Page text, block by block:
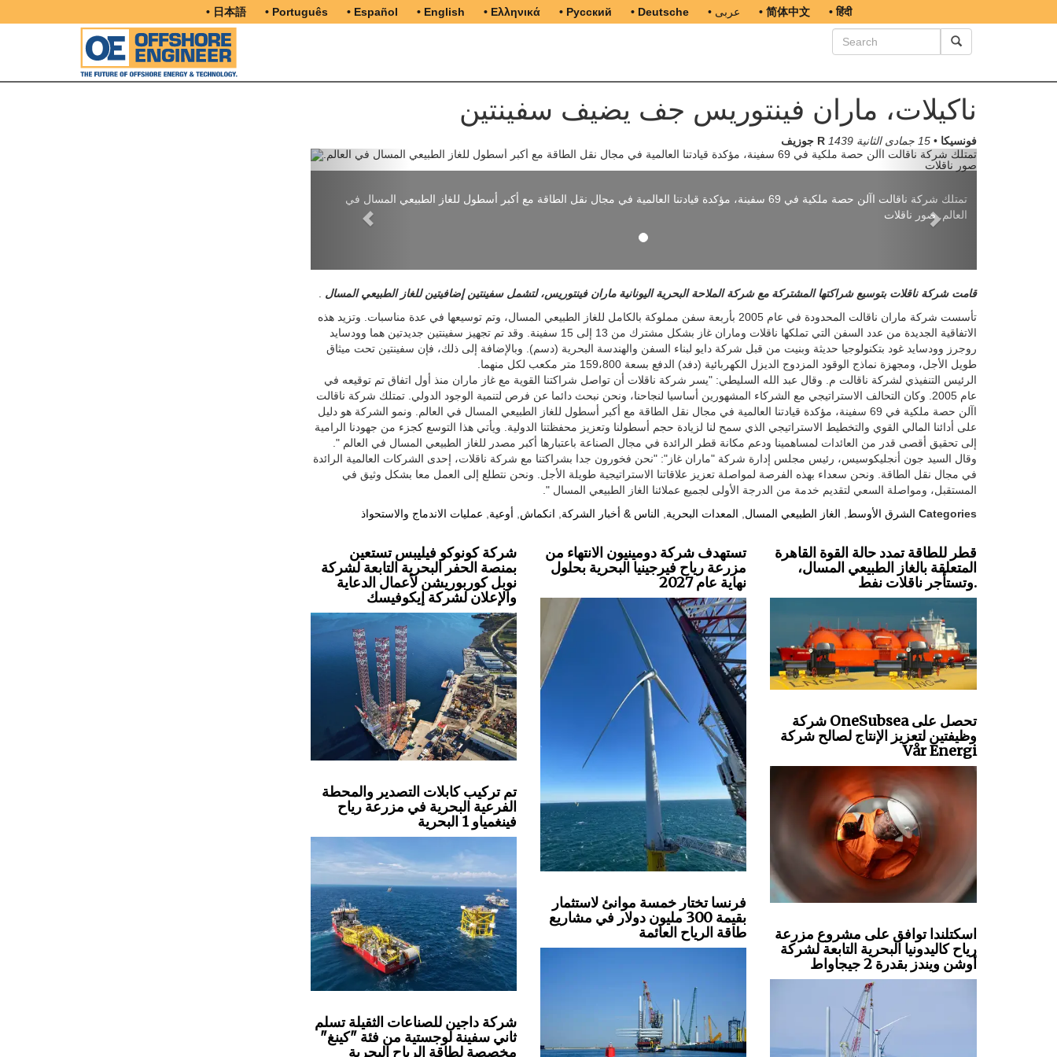
• 日本語 • Português • Español • English • Ελληνικά • Русский • Deutsche • عربى • 简体中文 • हिंदी
ناكيلات، ماران فينتوريس جف يضيف سفينتين
جوزيف R فونسيكا • 15 جمادى الثانية 1439
تمتلك شركة ناقالت اآلن حصة ملكية في 69 سفينة، مؤكدة قيادتنا العالمية في مجال نقل الطاقة مع أكبر أسطول للغاز الطبيعي المسال في
العالم. صور ناقلات
Previous Next
قامت شركة ناقلات بتوسيع شراكتها المشتركة مع شركة الملاحة البحرية اليونانية ماران فينتوريس، لتشمل سفينتين إضافيتين للغاز الطبيعي المسال
تأسست شركة ماران ناقالت المحدودة في عام 2005 بأربعة سفن مملوكة بالكامل للغاز الطبيعي المسال، وتم توسيعها في عدة مناسبات. وتزيد هذه
الاتفاقية الجديدة من عدد السفن التي تملكها ناقلات وماران غاز بشكل مشترك من 13 إلى 15 سفينة. وقد تم تجهيز سفينتين جديدتين هما وودسايد
روجرز وودسايد غود بتكنولوجيا حديثة وبنيت من قبل شركة دايو لبناء السفن والهندسة البحرية (دسم). وبالإضافة إلى ذلك، فإن سفينتين تحت ميثاق
طويل الأجل، ومجهزة نماذج الوقود المزدوج الديزل الكهربائية (دفد) الدفع بسعة 159،800 متر مكعب لكل منهما.
الرئيس التنفيذي لشركة ناقالت م. وقال عبد الله السليطي: "يسر شركة ناقلات أن تواصل شراكتنا القوية مع غاز ماران منذ أول اتفاق تم توقيعه في
عام 2005. وكان التحالف الاستراتيجي مع الشركاء المشهورين أساسيا لنجاحنا، ونحن نبحث دائما عن فرص لتنمية الوجود الدولي. تمتلك شركة ناقالت
اآلن حصة ملكية في 69 سفينة، مؤكدة قيادتنا العالمية في مجال نقل الطاقة مع أكبر أسطول للغاز الطبيعي المسال في العالم. ونمو الشركة هو دليل
على أدائنا المالي القوي والتخطيط الاستراتيجي الذي سمح لنا لزيادة حجم أسطولنا وتعزيز محفظتنا الدولية. ويأتي هذا التوسع كجزء من جهودنا الرامية
إلى تحقيق أقصى قدر من العائدات لمساهمينا ودعم مكانة قطر الرائدة في مجال الصناعة باعتبارها أكبر مصدر للغاز الطبيعي المسال في العالم ".
وقال السيد جون أنجليكوسيس، رئيس مجلس إدارة شركة "ماران غاز": "نحن فخورون جدا بشراكتنا مع شركة ناقلات، إحدى الشركات العالمية الرائدة
في مجال نقل الطاقة. ونحن سعداء بهذه الفرصة لمواصلة تعزيز علاقاتنا الاستراتيجية طويلة الأجل. ونحن نتطلع إلى العمل معا بشكل وثيق في
المستقبل، ومواصلة السعي لتقديم خدمة من الدرجة الأولى لجميع عملائنا الغاز الطبيعي المسال ".
الشرق الأوسط
الغاز الطبيعي المسال المعدات البحرية الناس & أخبار الشركة انكماش أوعية عمليات الاندماج والاستحواذ Categories
شركة كونوكو فيليبس تستعين
بمنصة الحفر البحرية التابعة لشركة
نوبل كوربوريشن لأعمال الدعاية
والإعلان لشركة إيكوفيسك
تم تركيب كابلات التصدير والمحطة
الفرعية البحرية في مزرعة رياح
فينغمياو 1 البحرية
شركة داجين للصناعات الثقيلة تسلم
ثاني سفينة لوجستية من فئة "كينغ"
مخصصة لطاقة الرياح البحرية
تستهدف شركة دومينيون الانتهاء من
مزرعة رياح فيرجينيا البحرية بحلول
نهاية عام 2027
فرنسا تختار خمسة موانئ لاستثمار
بقيمة 300 مليون دولار في مشاريع
طاقة الرياح العائمة
قطر للطاقة تمدد حالة القوة القاهرة
المتعلقة بالغاز الطبيعي المسال،
وتستأجر ناقلات نفط.
شركة OneSubsea تحصل على
وظيفتين لتعزيز الإنتاج لصالح شركة
Vår Energi
اسكتلندا توافق على مشروع مزرعة
رياح كاليدونيا البحرية التابعة لشركة
أوشن ويندز بقدرة 2 جيجاواط